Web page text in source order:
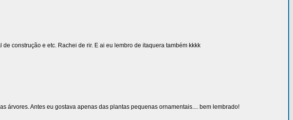
construção e etc. Rachei de rir. E ai eu lembro de itaquera também kkkk
árvores. Antes eu gostava apenas das plantas pequenas ornamentais.... bem lembrado!